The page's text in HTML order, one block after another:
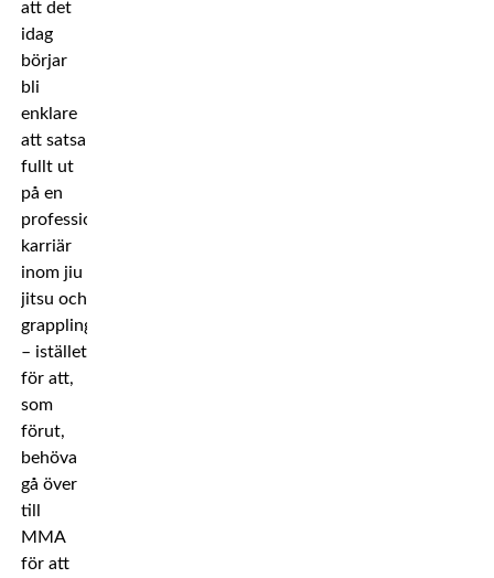
att det
idag
börjar
bli
enklare
att satsa
fullt ut
på en
professionell
karriär
inom jiu
jitsu och
grappling
– istället
för att,
som
förut,
behöva
gå över
till
MMA
för att